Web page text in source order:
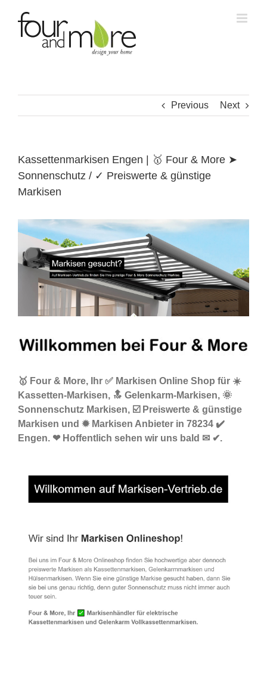
content
Previous Next
Kassettenmarkisen Engen | 🥇 Four & More ➤
Sonnenschutz / ✓ Preiswerte & günstige
Markisen
🥇 Four & More, Ihr ✅ Markisen Online Shop für ☀️
Kassetten-Markisen, 🔝 Gelenkarm-Markisen, 🌞
Sonnenschutz Markisen, ☑️ Preiswerte & günstige
Markisen und ✹ Markisen Anbieter in 78234 ✔️
Engen. ❤ Hoffentlich sehen wir uns bald ✉ ✔.